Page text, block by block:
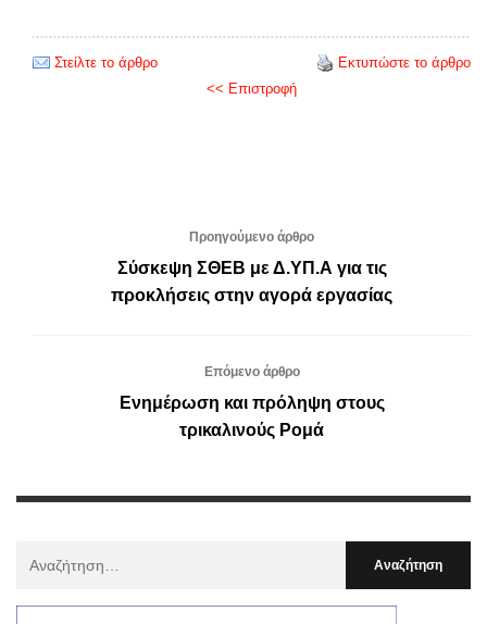
Στείλτε το άρθρο
Εκτυπώστε το άρθρο
<< Επιστροφή
Προηγούμενο άρθρο
Σύσκεψη ΣΘΕΒ με Δ.ΥΠ.Α για τις
προκλήσεις στην αγορά εργασίας
Επόμενο άρθρο
Ενημέρωση και πρόληψη στους
τρικαλινούς Ρομά
: